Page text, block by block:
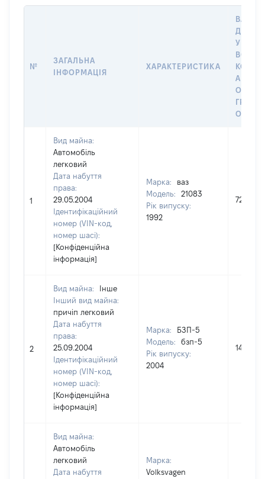
№
ЗАГАЛЬНА
ІНФОРМАЦІЯ
ХАРАКТЕРИСТИКА
ДАТУ
У
АБО
1
Вид майна:
Автомобіль
легковий
Дата набуття
права:
29.05.2004
Ідентифікаційний
номер (VIN-код,
номер шасі):
[Конфіденційна
інформація]
Марка:
ваз
Модель:
21083
Рік випуску:
1992
7200
2
Вид майна:
Інше
Інший вид майна:
причіп легковий
Дата набуття
права:
25.09.2004
Ідентифікаційний
номер (VIN-код,
номер шасі):
[Конфіденційна
інформація]
Марка:
БЗП-5
Модель:
бзп-5
Рік випуску:
2004
1400
Вид майна:
Автомобіль
легковий
Дата набуття
Марка:
Volksvagen